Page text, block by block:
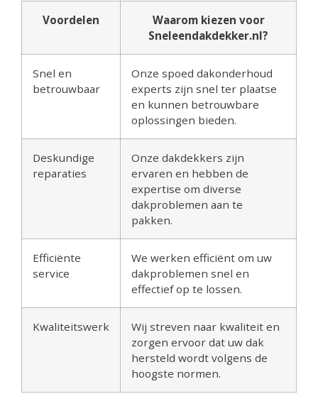
Voordelen
Waarom kiezen voor
Sneleendakdekker.nl?
Snel en
betrouwbaar
Onze spoed dakonderhoud
experts zijn snel ter plaatse
en kunnen betrouwbare
oplossingen bieden.
Deskundige
reparaties
Onze dakdekkers zijn
ervaren en hebben de
expertise om diverse
dakproblemen aan te
pakken.
Efficiënte
service
We werken efficiënt om uw
dakproblemen snel en
effectief op te lossen.
Kwaliteitswerk
Wij streven naar kwaliteit en
zorgen ervoor dat uw dak
hersteld wordt volgens de
hoogste normen.